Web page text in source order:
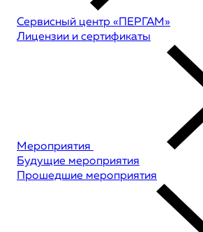
Сервисный центр «ПЕРГАМ»
Лицензии и сертификаты
Мероприятия
Будущие мероприятия
Прошедшие мероприятия